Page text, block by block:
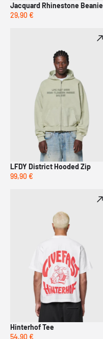
Jacquard Rhinestone Beanie
29,90 €
LFDY District Hooded Zip
99,90 €
Hinterhof Tee
54,90 €